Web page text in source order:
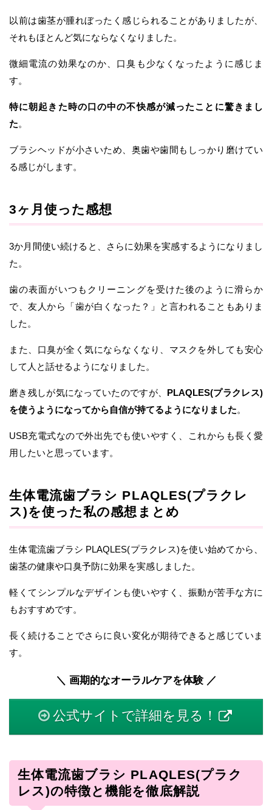
以前は歯茎が腫れぼったく感じられることがありましたが、
それもほとんど気にならなくなりました。
微細電流の効果なのか、口臭も少なくなったように感じま
す。
特に朝起きた時の口の中の不快感が減ったことに驚きまし
た。
ブラシヘッドが小さいため、奥歯や歯間もしっかり磨けてい
る感じがします。
3ヶ月使った感想
3か月間使い続けると、さらに効果を実感するようになりまし
た。
歯の表面がいつもクリーニングを受けた後のように滑らか
で、友人から「歯が白くなった？」と言われることもありま
した。
また、口臭が全く気にならなくなり、マスクを外しても安心
して人と話せるようになりました。
磨き残しが気になっていたのですが、 PLAQLES(プラクレス)
を使うようになってから自信が持てるようになりました。
USB充電式なので外出先でも使いやすく、これからも長く愛
用したいと思っています。
生体電流歯ブラシ PLAQLES(プラクレ
ス)を使った私の感想まとめ
生体電流歯ブラシ PLAQLES(プラクレス)を使い始めてから、
歯茎の健康や口臭予防に効果を実感しました。
軽くてシンプルなデザインも使いやすく、振動が苦手な方に
もおすすめです。
長く続けることでさらに良い変化が期待できると感じていま
す。
＼ 画期的なオーラルケアを体験 ／
公式サイトで詳細を見る！
生体電流歯ブラシ PLAQLES(プラク
レス)の特徴と機能を徹底解説